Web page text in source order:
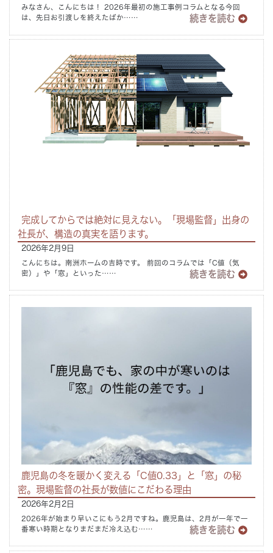
みなさん、こんにちは！ 2026年最初の施工事例コラムとなる今回
は、先日お引渡しを終えたばか……
続きを読む
完成してからでは絶対に見えない。「現場監督」出身の
社長が、構造の真実を語ります。
2026年2月9日
こんにちは。南洲ホームの吉時です。 前回のコラムでは「C値（気
密）」や「窓」といった……
続きを読む
鹿児島の冬を暖かく変える「C値0.33」と「窓」の秘
密。現場監督の社長が数値にこだわる理由
2026年2月2日
2026年が始まり早いこにもう2月ですね。鹿児島は、2月が一年で一
番寒い時期となりまだまだ冷え込む……
続きを読む